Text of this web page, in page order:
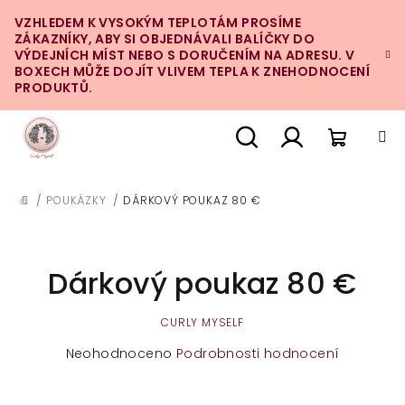
na
obsah
VZHLEDEM K VYSOKÝM TEPLOTÁM PROSÍME
ZÁKAZNÍKY, ABY SI OBJEDNÁVALI BALÍČKY DO
VÝDEJNÍCH MÍST NEBO S DORUČENÍM NA ADRESU. V
BOXECH MŮŽE DOJÍT VLIVEM TEPLA K ZNEHODNOCENÍ
PRODUKTŮ.
DOMŮ
/ POUKÁZKY / DÁRKOVÝ POUKAZ 80 €
Dárkový poukaz 80 €
CURLY MYSELF
Průměrné
Neohodnoceno Podrobnosti hodnocení